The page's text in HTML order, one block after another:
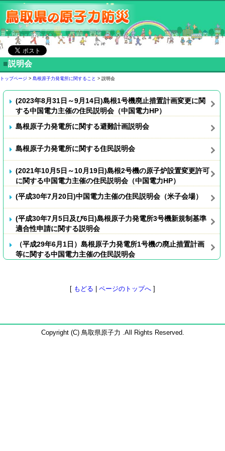
■説明会
トップページ > 島根原子力発電所に関すること > 説明会
(2023年8月31日～9月14日)島根1号機廃止措置計画変更に関
する中国電力主催の住民説明会（中国電力HP）
島根原子力発電所に関する避難計画説明会
島根原子力発電所に関する住民説明会
(2021年10月5日～10月19日)島根2号機の原子炉設置変更許可
に関する中国電力主催の住民説明会（中国電力HP）
(平成30年7月20日)中国電力主催の住民説明会（米子会場）
(平成30年7月5日及び6日)島根原子力発電所3号機新規制基準
適合性申請に関する説明会
（平成29年6月1日）島根原子力発電所1号機の廃止措置計画
等に関する中国電力主催の住民説明会
[ もどる ページのトップへ ]
Copyright (C) 鳥取県原子力 .All Rights Reserved.